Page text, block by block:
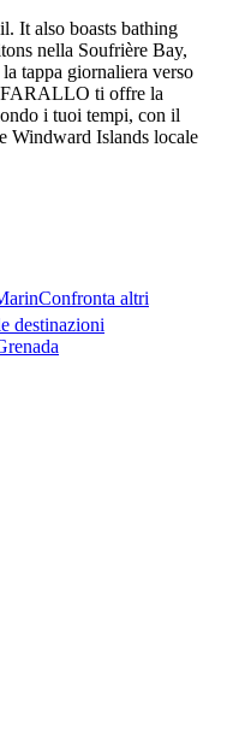
It also boasts bathing
nella Soufrière Bay,
tappa giornaliera verso
FARALLO ti offre la
i tuoi tempi, con il
Windward Islands locale
Confronta altri
destinazioni